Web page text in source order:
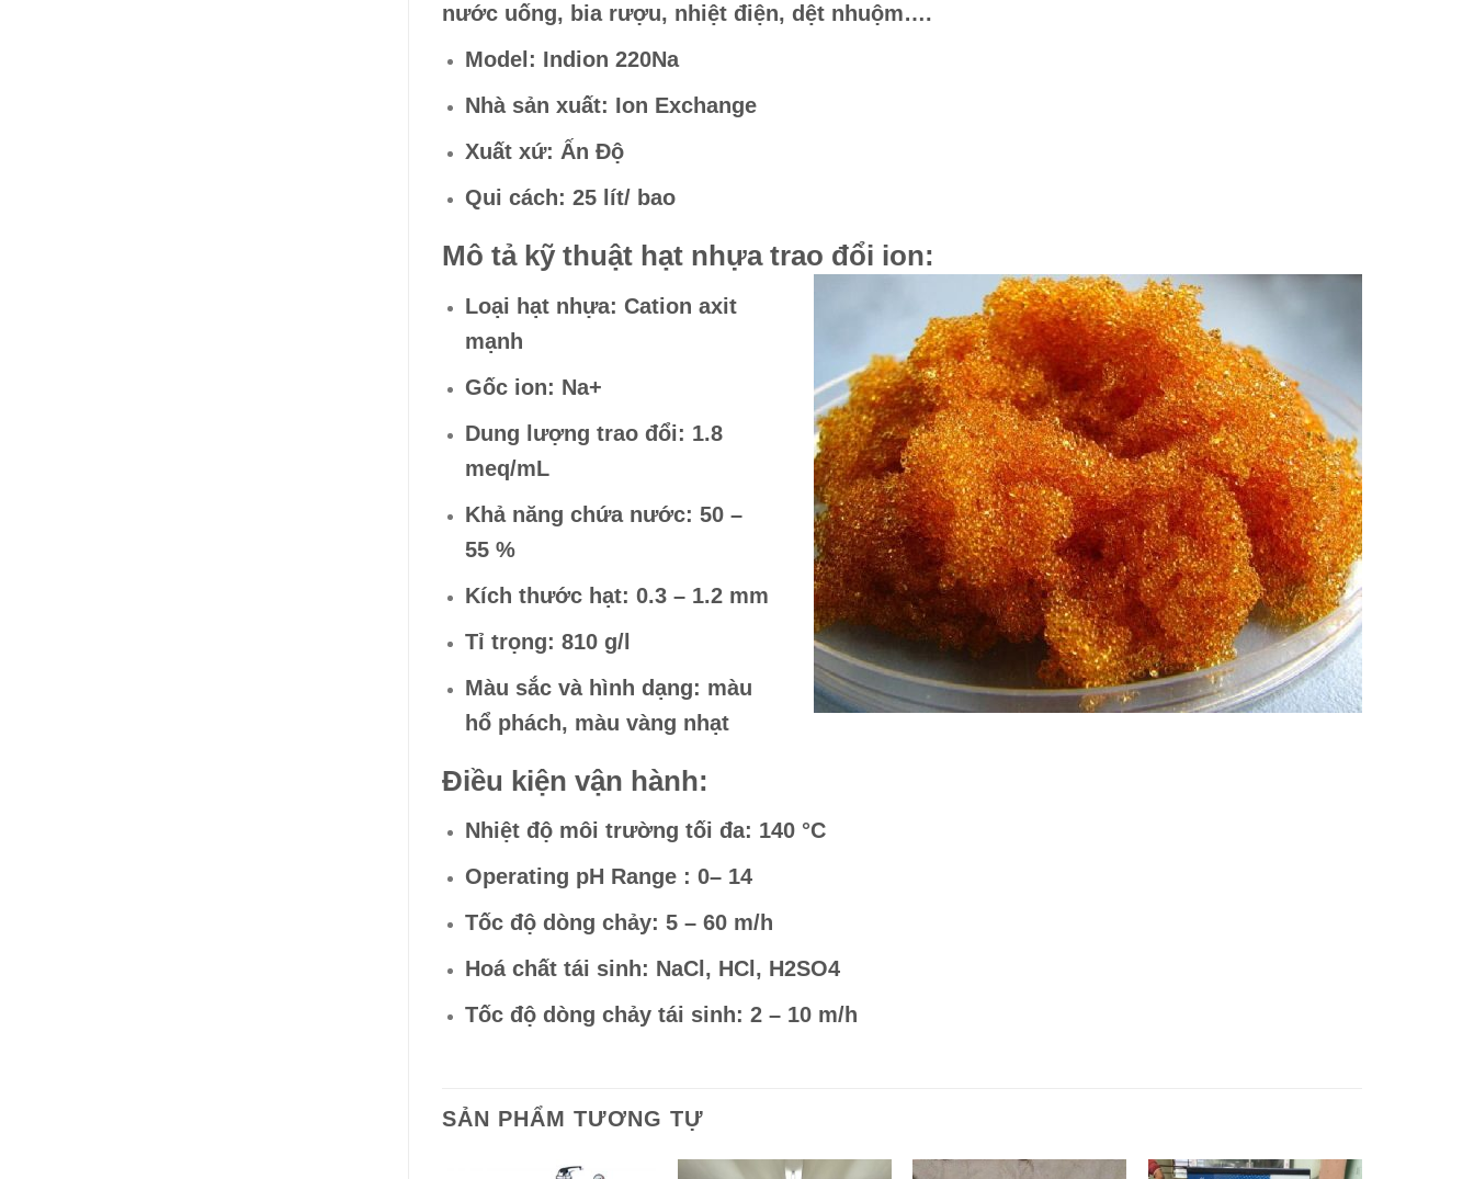
nước uống, bia rượu, nhiệt điện, dệt nhuộm….
Model: Indion 220Na
Nhà sản xuất: Ion Exchange
Xuất xứ: Ấn Độ
Qui cách: 25 lít/ bao
Mô tả kỹ thuật hạt nhựa trao đổi ion:
Loại hạt nhựa: Cation axit
mạnh
Gốc ion: Na+
Dung lượng trao đổi: 1.8
meq/mL
Khả năng chứa nước: 50 –
55 %
Kích thước hạt: 0.3 – 1.2 mm
Tỉ trọng: 810 g/l
Màu sắc và hình dạng: màu
hổ phách, màu vàng nhạt
Điều kiện vận hành:
Nhiệt độ môi trường tối đa: 140 °C
Operating pH Range : 0– 14
Tốc độ dòng chảy: 5 – 60 m/h
Hoá chất tái sinh: NaCl, HCl, H2SO4
Tốc độ dòng chảy tái sinh: 2 – 10 m/h
SẢN PHẨM TƯƠNG TỰ